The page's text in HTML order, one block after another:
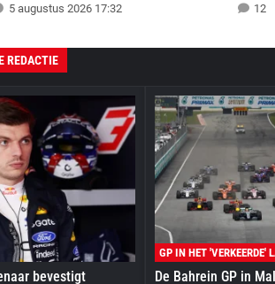
5 augustus 2026 17:32 12
REDACTIE
bevestigt
GP IN HET 'VERKEERDE'
De Bahrein GP in